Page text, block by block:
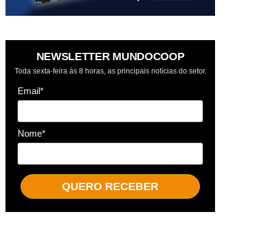
NEWSLETTER MUNDOCOOP
Toda sexta-feira às 8 horas, as principais notícias do setor.
Email*
Nome*
QUERO RECEBER